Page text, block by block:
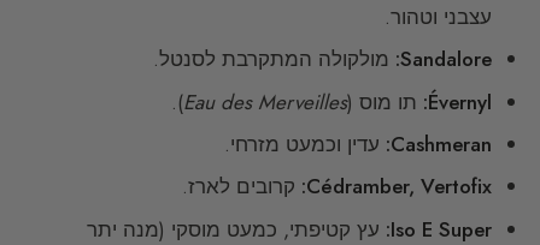
עצבני וטהור.
Sandalore: מולקולה המתקרבת לסנטל.
Évernyl: תו מוס (Eau des Merveilles
).
Cashmeran: עדין וכמעט מזרחי.
Cédramber, Vertofix: קרובים לארז.
Iso E Super: עץ קטיפתי, כמעט מוסקי (מנה יתר